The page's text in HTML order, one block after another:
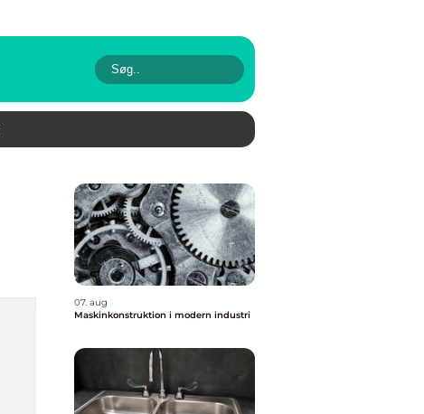
07. aug
Maskinkonstruktion i modern industri